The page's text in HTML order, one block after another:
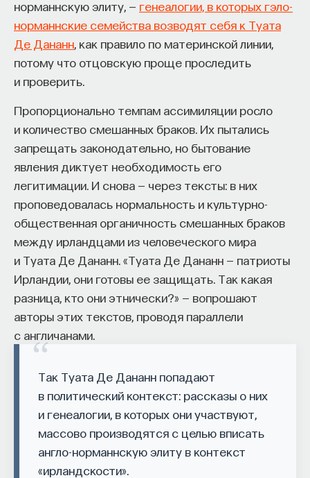
норманнскую элиту, — генеалогии, в которых гэло-
норманнские семейства возводят себя к Туата
Де Дананн , как правило по материнской линии,
потому что отцовскую проще проследить
и проверить.
Пропорционально темпам ассимиляции росло
и количество смешанных браков. Их пытались
запрещать законодательно, но бытование
явления диктует необходимость его
легитимации. И снова — через тексты: в них
проповедовалась нормальность и культурно-
общественная органичность смешанных браков
между ирландцами из человеческого мира
и Туата Де Дананн. «Туата Де Дананн — патриоты
Ирландии, они готовы ее защищать. Так какая
разница, кто они этнически?» — вопрошают
авторы этих текстов, проводя параллели
с англичанами.
Так Туата Де Дананн попадают
в политический контекст: рассказы о них
и генеалогии, в которых они участвуют,
массово производятся с целью вписать
англо-норманнскую элиту в контекст
«ирландскости».